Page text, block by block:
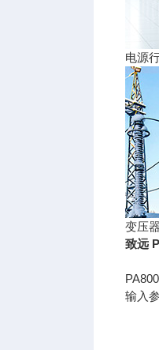
电源
变压
致远
输入